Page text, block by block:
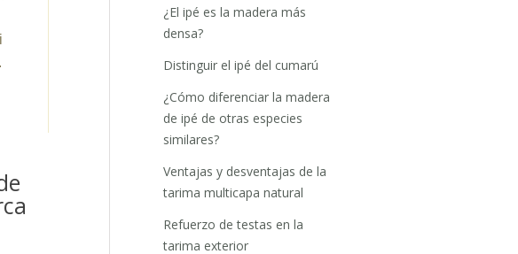
¿El ipé es la madera más
densa?
Distinguir el ipé del cumarú
¿Cómo diferenciar la madera
de ipé de otras especies
similares?
Ventajas y desventajas de la
tarima multicapa natural
Refuerzo de testas en la
tarima exterior